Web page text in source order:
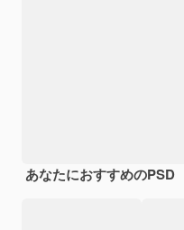
あなたにおすすめのPSD